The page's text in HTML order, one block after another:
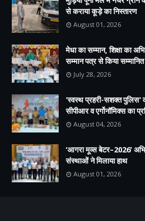
से कराया कूड़े का निस्तारण
August 01, 2026
मेधा का सम्मान, शिक्षा का
सम्मान पत्र से किया सम्मानित
July 28, 2026
'स्वस्थ प्रहरी-सशक्त पुलिस'
सीपीआर व एर्गोनॉमिक्स का
August 04, 2026
‘आगरा मूव्स बेटर–2026’
संस्थाओं ने मिलाया हाथ
August 01, 2026